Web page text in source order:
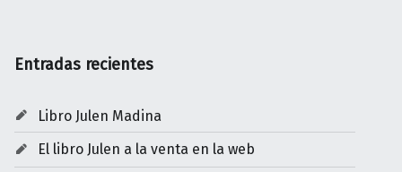
Entradas recientes
Libro Julen Madina
El libro Julen a la venta en la web